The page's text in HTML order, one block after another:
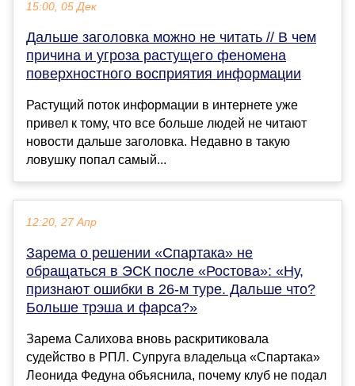
15:00, 05 Дек
Дальше заголовка можно не читать // В чем
причина и угроза растущего феномена
поверхностного восприятия информации
Растущий поток информации в интернете уже
привел к тому, что все больше людей не читают
новости дальше заголовка. Недавно в такую
ловушку попал самый...
12:20, 27 Апр
Зарема о решении «Спартака» не
обращаться в ЭСК после «Ростова»: «Ну,
признают ошибки в 26-м туре. Дальше что?
Больше трэша и фарса?»
Зарема Салихова вновь раскритиковала
судейство в РПЛ. Супруга владельца «Спартака»
Леонида Федуна объяснила, почему клуб не подал